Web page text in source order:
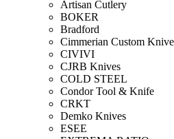
Artisan Cutlery
BOKER
Bradford
Cimmerian Custom
CIVIVI
CJRB Knives
COLD STEEL
Condor Tool & Knife
CRKT
Demko Knives
ESEE